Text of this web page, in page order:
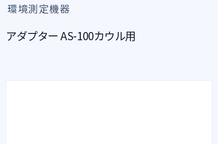
環境測定機器
アダプター AS-100カウル用